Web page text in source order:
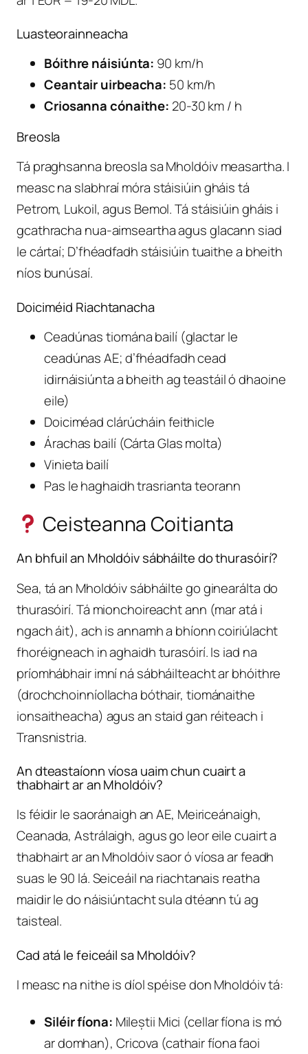
Luasteorainneacha
Bóithre náisiúnta: 90 km/h
Ceantair uirbeacha: 50 km/h
Criosanna cónaithe: 20-30 km / h
Breosla
Tá praghsanna breosla sa Mholdóiv measartha. I
measc na slabhraí móra stáisiúin gháis tá
Petrom, Lukoil, agus Bemol. Tá stáisiúin gháis i
gcathracha nua-aimseartha agus glacann siad
le cártaí; D’fhéadfadh stáisiúin tuaithe a bheith
níos bunúsaí.
Doiciméid Riachtanacha
Ceadúnas tiomána bailí (glactar le
ceadúnas AE; d’fhéadfadh cead
idirnáisiúnta a bheith ag teastáil ó dhaoine
eile)
Doiciméad clárúcháin feithicle
Árachas bailí (Cárta Glas molta)
Vinieta bailí
Pas le haghaidh trasrianta teorann
Ceisteanna Coitianta
An bhfuil an Mholdóiv sábháilte do thurasóirí?
Sea, tá an Mholdóiv sábháilte go ginearálta do
thurasóirí. Tá mionchoireacht ann (mar atá i
ngach áit), ach is annamh a bhíonn coiriúlacht
fhoréigneach in aghaidh turasóirí. Is iad na
príomhábhair imní ná sábháilteacht ar bhóithre
(drochchoinníollacha bóthair, tiománaithe
ionsaitheacha) agus an staid gan réiteach i
Transnistria.
An dteastaíonn víosa uaim chun cuairt a
thabhairt ar an Mholdóiv?
Is féidir le saoránaigh an AE, Meiriceánaigh,
Ceanada, Astrálaigh, agus go leor eile cuairt a
thabhairt ar an Mholdóiv saor ó víosa ar feadh
suas le 90 lá. Seiceáil na riachtanais reatha
maidir le do náisiúntacht sula dtéann tú ag
taisteal.
Cad atá le feiceáil sa Mholdóiv?
I measc na nithe is díol spéise don Mholdóiv tá:
Siléir fíona: Mileștii Mici (cellar fíona is mó
ar domhan), Cricova (cathair fíona faoi